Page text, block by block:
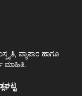
ವ್ಯಾಪಾರ ಹಾಗೂ
ಮಾಹಿತಿ.